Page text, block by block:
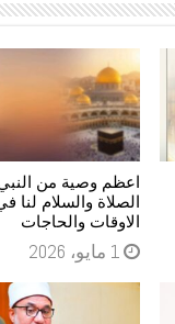
اعظم وصية من
الصلاة والسلام لنا
الاوقات والحاجات
1 مايو، 2026